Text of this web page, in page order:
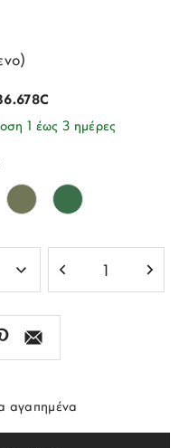
1 έως 3 ημέρες
αγαπημένα